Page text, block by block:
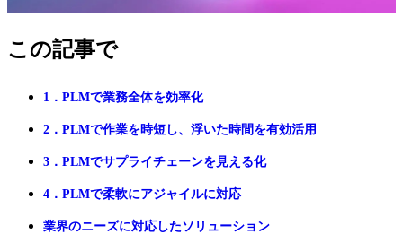
この記事で
1．PLMで業務全体を効率化
2．PLMで作業を時短し、浮いた時間を有効活用
3．PLMでサプライチェーンを見える化
4．PLMで柔軟にアジャイルに対応
業界のニーズに対応したソリューション